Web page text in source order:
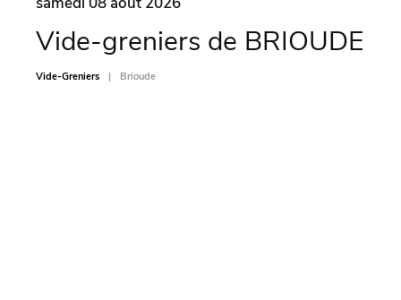
Vide-greniers de BRIOUDE
Vide-Greniers Brioude